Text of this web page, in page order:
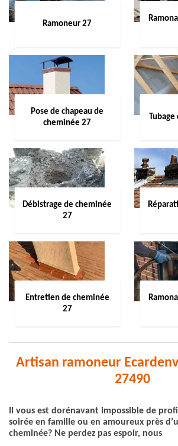
Ramoneur 27
Pose de chapeau de
cheminée 27
Débistrage de cheminée
27
Entretien de cheminée
27
Artisan ramoneur
27490
Il vous est dorénavant impossible de
soirée en famille ou en amoureux près
cheminée? Ne perdez pas espoir, nous